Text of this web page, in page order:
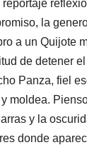
la
a un Quijote
de detener
Panza, fiel
moldea.
y la
donde